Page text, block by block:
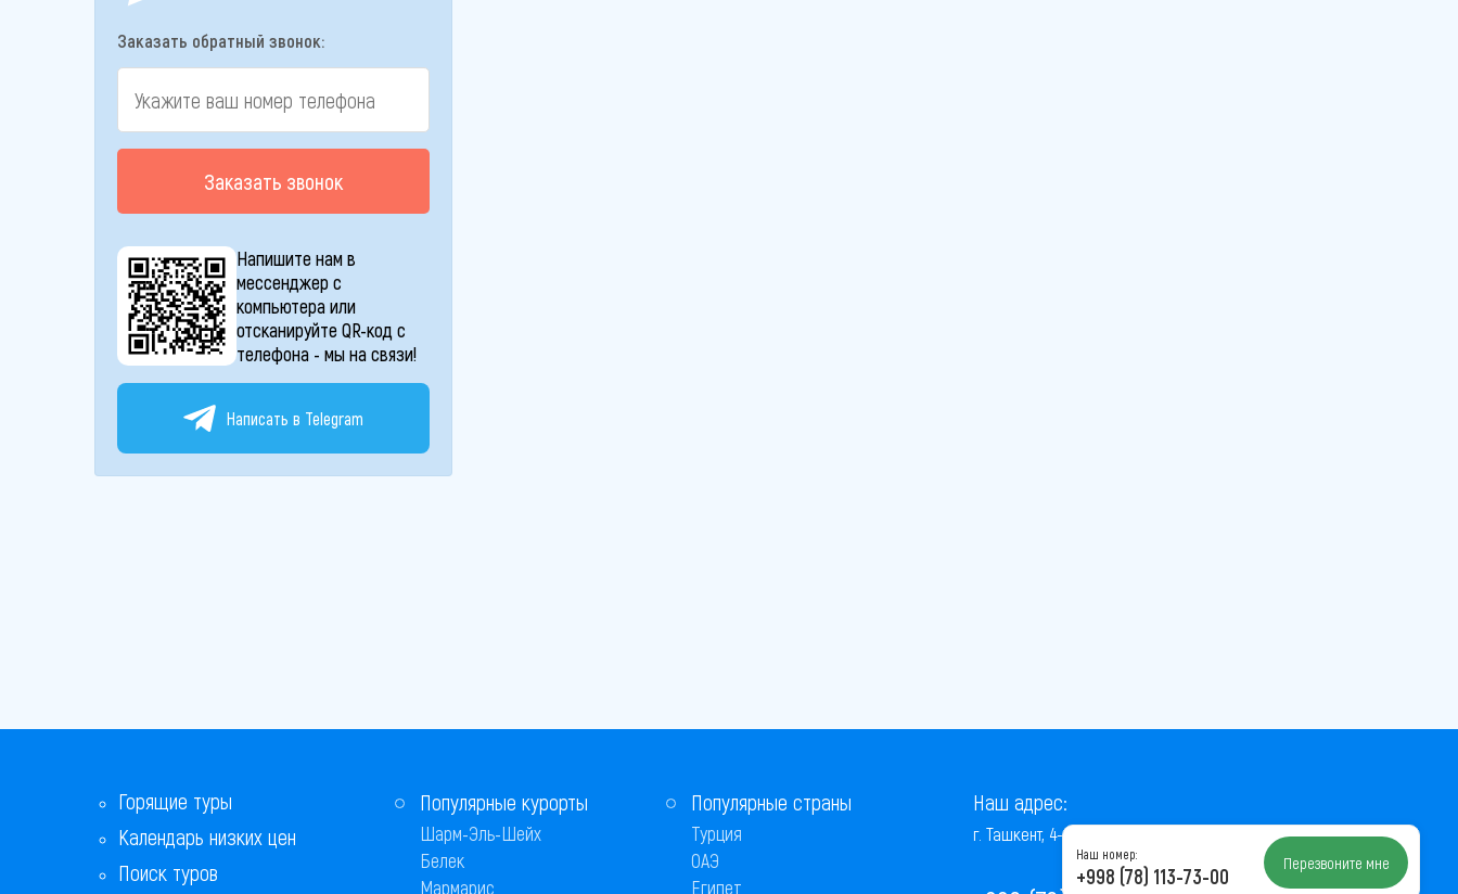
Заказать обратный звонок:
Заказать звонок
Напишите нам в
мессенджер с
компьютера или
отсканируйте QR-код с
телефона - мы на связи!
Написать в Telegram
Горящие туры
Календарь низких цен
Поиск туров
Популярные курорты
Шарм-Эль-Шейх
Белек
Мармарис
Популярные страны
Турция
ОАЭ
Египет
Наш адрес:
г. Ташкент, 4-й проезд Ниёзбек Йули, 7
Наш номер:
+998 (78) 113-73-00 Перезвоните мне